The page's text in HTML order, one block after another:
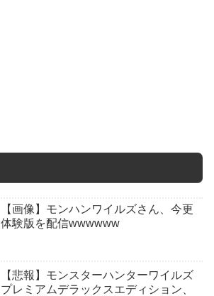
【画像】モンハンワイルズさん、今更
体験版を配信wwwwww
【悲報】モンスターハンターワイルズ
プレミアムデラックスエディション、